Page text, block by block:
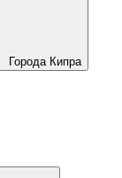
Города Кипра